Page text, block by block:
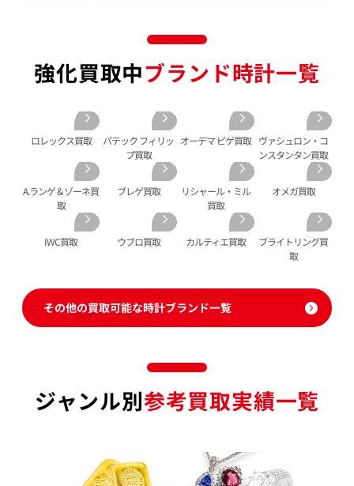
金のブレスレット 買取
金のブローチ 買取
金の仏像 買取
金杯 買取
金貨･銀貨 買取
大判･小判 買取
イエローゴールド 買取
ピンクゴールド 買取
プラチナ 買取
プラチナインゴット 買取
Pt850 買取
パラジウム 買取
オパール 買取
翡翠 買取
パライバトルマリン 買取
カルティエ 買取
ブルガリ 買取
ハリー･ウィンストン 買取
アーペル 買取
グッチ 買取
ブシュロン 買取
ミキモト 買取
フィリップ 買取
オーデマピゲ 買取
カルティエ 買取
エルメス 買取
シャネル 買取
オメガ 買取
タグ・ホイヤー 買取
ブレゲ 買取
リシャール・ミル
買取
ヴァシュロン・コンスタンタン 買取
A. ランゲ&
ブルガリ 買取
フランク ミュラー 買取
買取可能な商品をもっと見る
強化買取中ブランド時計一覧
ロレックス買取
パテック フィリッ
プ買取
オーデマ ピゲ買取 ヴァシュロン・コ
ンスタンタン買取
A.ランゲ＆ゾーネ買
取
ブレゲ買取
リシャール・ミル
買取
オメガ買取
IWC買取 ウブロ買取 カルティエ買取
ブライトリング買
取
その他の買取可能な時計ブランド一覧
ジャンル別参考買取実績一覧